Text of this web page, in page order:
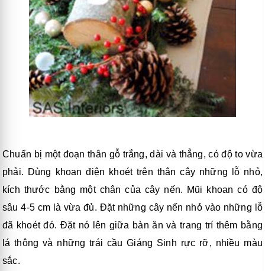
Chuẩn bị một đoạn thân gỗ trắng, dài và thẳng, có độ to vừa
phải. Dùng khoan điện khoét trên thân cây những lỗ nhỏ,
kích thước bằng một chân của cây nến. Mũi khoan có độ
sâu 4-5 cm là vừa đủ. Đặt những cây nến nhỏ vào những lỗ
đã khoét đó. Đặt nó lên giữa bàn ăn và trang trí thêm bằng
lá thông và những trái cầu Giáng Sinh rực rỡ, nhiều màu
sắc.